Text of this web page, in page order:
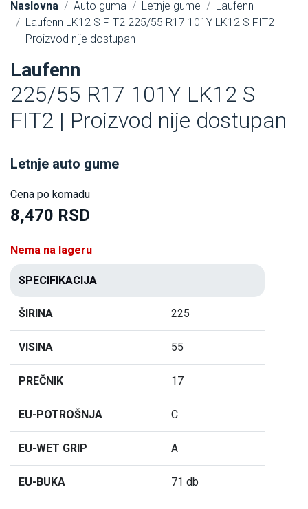
Naslovna Auto guma Letnje gume
Laufenn
Laufenn LK12 S FIT2 225/55 R17 101Y LK12 S FIT2 |
Proizvod nije dostupan
Laufenn
225/55 R17 101Y LK12 S
FIT2 | Proizvod nije dostupan
Letnje auto gume
Cena po komadu
8,470 RSD
Nema na lageru
SPECIFIKACIJA
ŠIRINA 225
VISINA 55
PREČNIK 17
EU-POTROŠNJA C
EU-WET GRIP A
EU-BUKA 71 db